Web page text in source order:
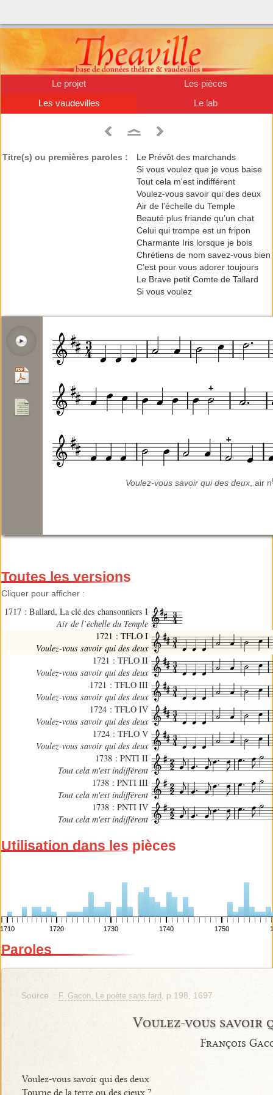
Le projet
Les pièces
Les vaudevilles
Le lab
Titre(s) ou premières paroles :
Le Prévôt des marchands
Si vous voulez que je vous baise
Tout cela m'est indifférent
Voulez-vous savoir qui des deux
Air de l’échelle du Temple
Beauté plus friande qu’un chat
Celui qui trompe est un fripon
Charmante Iris lorsque je bois
Chrétiens de nom savez-vous bien
C’est pour vous adorer toujours
Le Brave petit Comte de Tallard
Si vous voulez
Voulez-vous savoir qui des deux , air n
Toutes les versions
Cliquer pour afficher :
1717 : Ballard, La clé des chansonniers I
Air de l’échelle du Temple
1721 : TFLO I
Voulez-vous savoir qui des deux
1721 : TFLO II
Voulez-vous savoir qui des deux
1721 : TFLO III
Voulez-vous savoir qui des deux
1724 : TFLO IV
Voulez-vous savoir qui des deux
1724 : TFLO V
Voulez-vous savoir qui des deux
1738 : PNTI II
Tout cela m'est indifférent
1738 : PNTI III
Tout cela m'est indifférent
1738 : PNTI IV
Tout cela m'est indifférent
Utilisation dans les pièces
1710 1720 1730 1740 1750
Paroles
Source : F. Gacon, Le poète sans fard , p.198, 1697
Voulez-vous savoir
François
Voulez-vous savoir qui des deux
Tourne de la terre ou des cieux ?